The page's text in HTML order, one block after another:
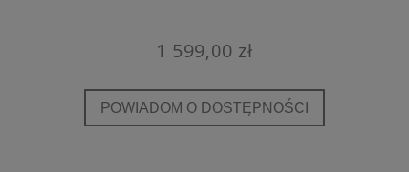
1 599,00 zł
POWIADOM O DOSTĘPNOŚCI